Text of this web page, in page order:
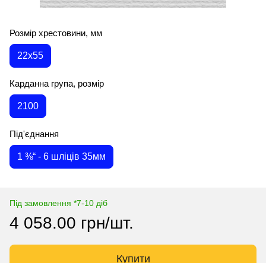
Розмір хрестовини, мм
22х55
Карданна група, розмір
2100
Під'єднання
1 ⅜“ - 6 шліців 35мм
Під замовлення *7-10 діб
4 058.00 грн/шт.
Купити